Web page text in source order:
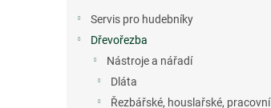
Servis pro hudebníky
Dřevořezba
Nástroje a nářadí
Dláta
Řezbářské, houslařské, pracovní